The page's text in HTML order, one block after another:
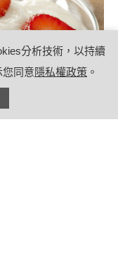
分析技術，以持續
同意隱私權政策 。